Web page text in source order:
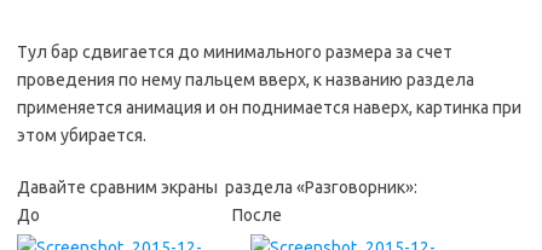
Тул бар сдвигается до минимального размера за счет
проведения по нему пальцем вверх, к названию раздела
применяется анимация и он поднимается наверх, картинка при
этом убирается.
Давайте сравним экраны раздела «Разговорник»:
До После